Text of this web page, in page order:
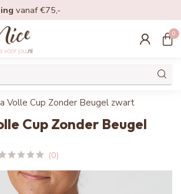
vanaf €75,-
0
Volle Cup Zonder Beugel zwart
Cup Zonder Beugel
(0)